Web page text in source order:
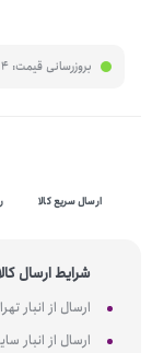
بروزرسانی قیمت: 4 ماه پیش
ارسال سریع کالا
شرایط ارسال
ارسال از انبار
ارسال از انبار سایر استان